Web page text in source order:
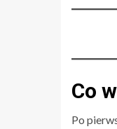
Co
Po